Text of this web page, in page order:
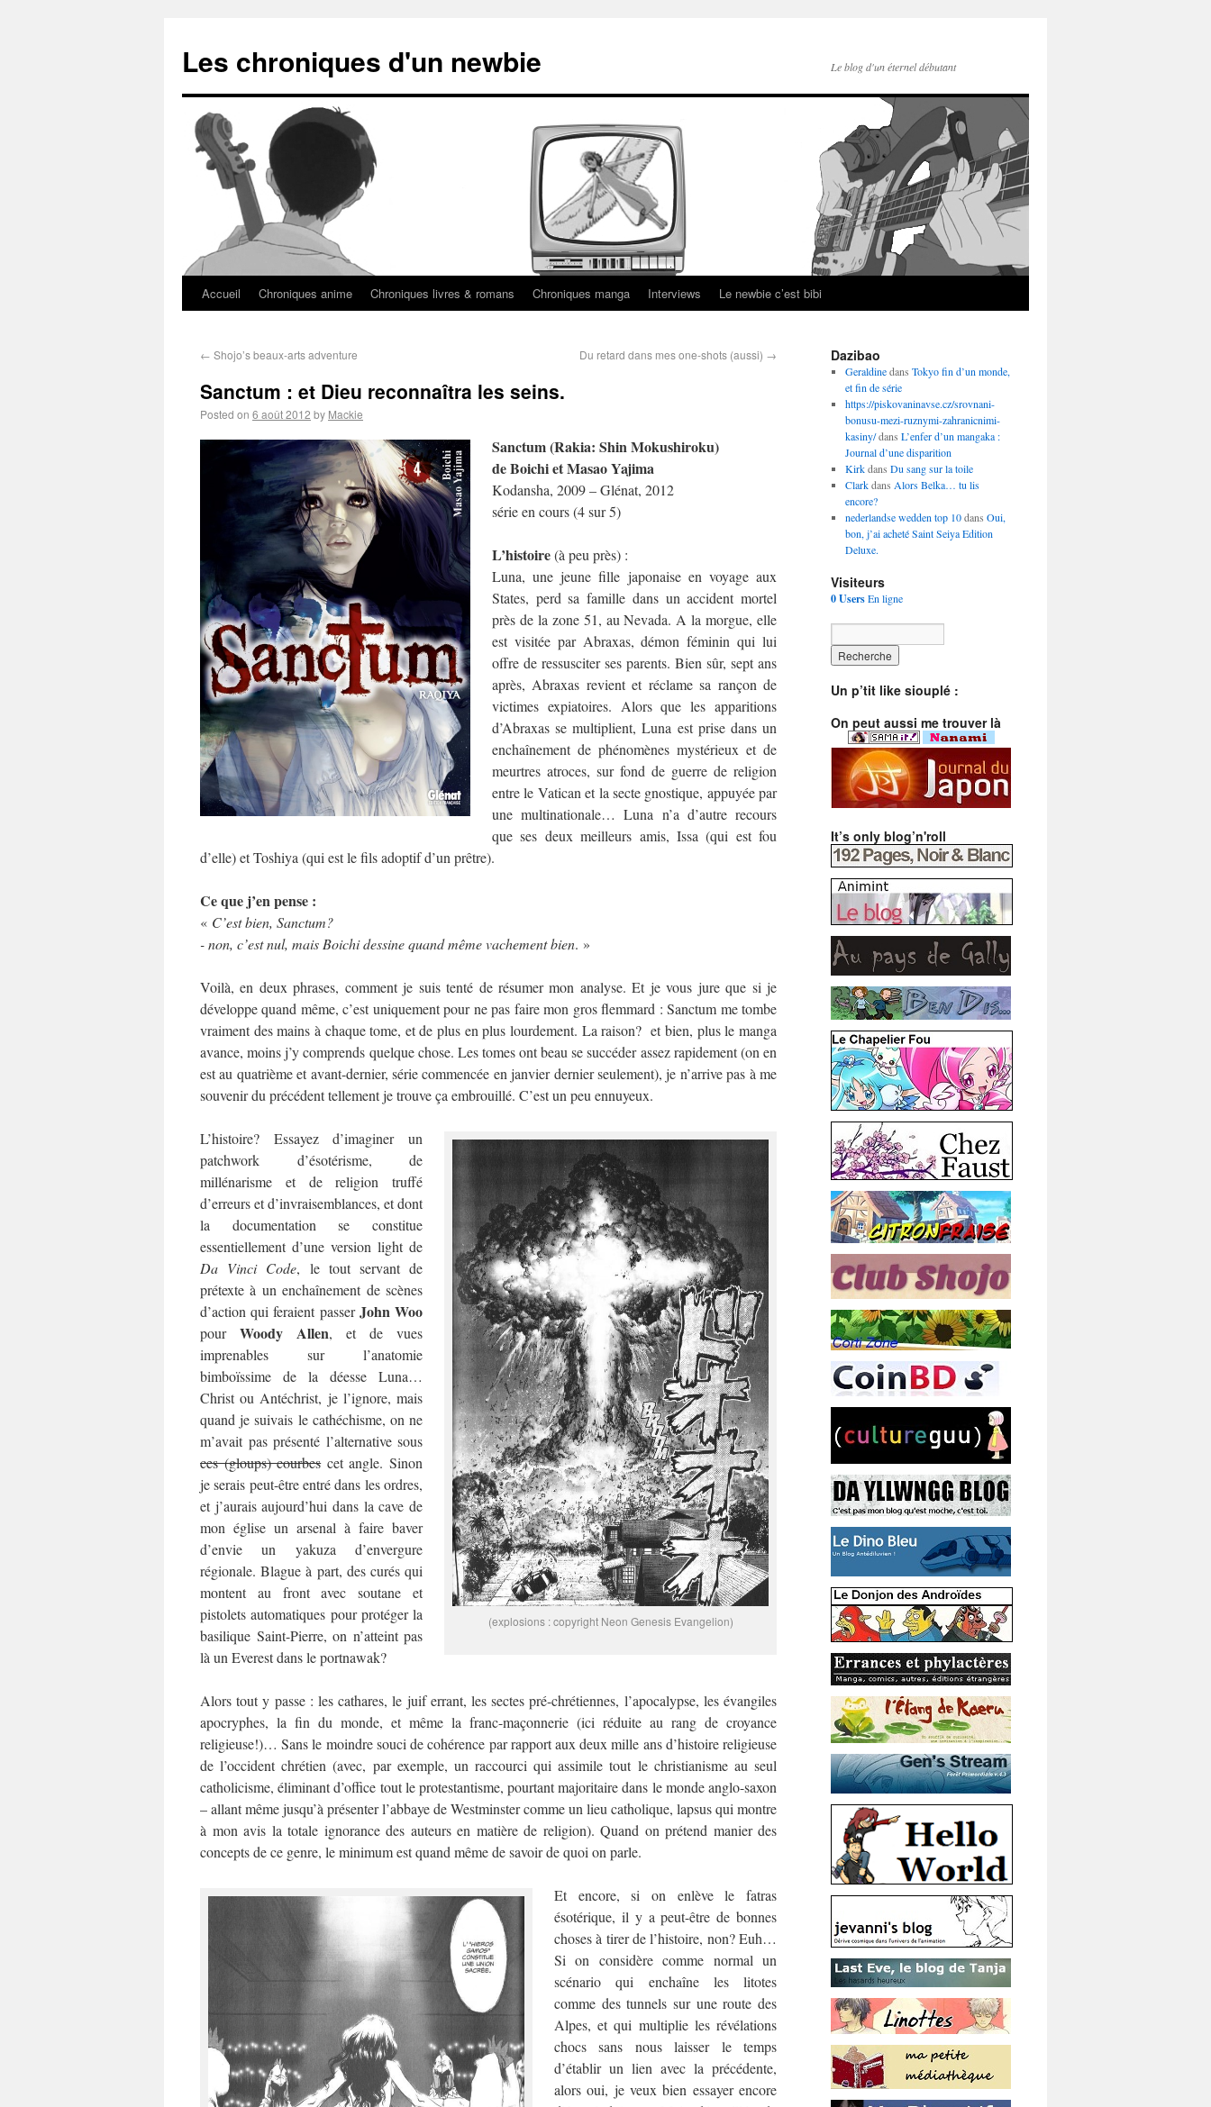
Les chroniques d'un newbie Le blog d'un éternel débutant
Accueil Chroniques anime Chroniques livres & romans Chroniques manga Interviews Le newbie c’est bibi
← Shojo’s beaux-arts adventure Du retard dans mes one-shots (aussi) →
Sanctum : et Dieu reconnaîtra les seins.
Posted on 6 août 2012 by Mackie
Sanctum (Rakia: Shin Mokushiroku)
de Boichi et Masao Yajima
Kodansha, 2009 – Glénat, 2012
série en cours (4 sur 5)
L’histoire(à peu près) :
Luna, une jeune fille japonaise en voyage aux
States, perd sa famille dans un accident mortel
près de la zone 51, au Nevada. A la morgue, elle
est visitée par Abraxas, démon féminin qui lui
offre de ressusciter ses parents. Bien sûr, sept ans
après, Abraxas revient et réclame sa rançon de
victimes expiatoires. Alors que les apparitions
d’Abraxas se multiplient, Luna est prise dans un
enchaînement de phénomènes mystérieux et de
meurtres atroces, sur fond de guerre de religion
entre le Vatican et la secte gnostique, appuyée par
une multinationale… Luna n’a d’autre recours
que ses deux meilleurs amis, Issa (qui est fou
d’elle) et Toshiya (qui est le fils adoptif d’un prêtre).
Ce que j’en pense :
« C’est bien, Sanctum?
- non, c’est nul, mais Boichi dessine quand même vachement bien. »
Voilà, en deux phrases, comment je suis tenté de résumer mon analyse. Et je vous jure que si je
développe quand même, c’est uniquement pour ne pas faire mon gros flemmard : Sanctum me tombe
vraiment des mains à chaque tome, et de plus en plus lourdement. La raison? et bien, plus le manga
avance, moins j’y comprends quelque chose. Les tomes ont beau se succéder assez rapidement (on en
est au quatrième et avant-dernier, série commencée en janvier dernier seulement), je n’arrive pas à me
souvenir du précédent tellement je trouve ça embrouillé. C’est un peu ennuyeux.
(explosions : copyright Neon Genesis Evangelion)
L’histoire? Essayez d’imaginer un
patchwork d’ésotérisme, de
millénarisme et de religion truffé
d’erreurs et d’invraisemblances, et dont
la documentation se constitue
essentiellement d’une version light de
Da Vinci Code, le tout servant de
prétexte à un enchaînement de scènes
d’action qui feraient passerJohn Woo
pour Woody Allen, et de vues
imprenables sur l’anatomie
bimboïssime de la déesse Luna…
Christ ou Antéchrist, je l’ignore, mais
quand je suivais le cathéchisme, on ne
m’avait pas présenté l’alternative sous
ces (gloups) courbescet angle. Sinon
je serais peut-être entré dans les ordres,
et j’aurais aujourd’hui dans la cave de
mon église un arsenal à faire baver
d’envie un yakuza d’envergure
régionale. Blague à part, des curés qui
montent au front avec soutane et
pistolets automatiques pour protéger la
basilique Saint-Pierre, on n’atteint pas
là un Everest dans le portnawak?
Alors tout y passe : les cathares, le juif errant, les sectes pré-chrétiennes, l’apocalypse, les évangiles
apocryphes, la fin du monde, et même la franc-maçonnerie (ici réduite au rang de croyance
religieuse!)… Sans le moindre souci de cohérence par rapport aux deux mille ans d’histoire religieuse
de l’occident chrétien (avec, par exemple, un raccourci qui assimile tout le christianisme au seul
catholicisme, éliminant d’office tout le protestantisme, pourtant majoritaire dans le monde anglo-saxon
– allant même jusqu’à présenter l’abbaye de Westminster comme un lieu catholique, lapsus qui montre
à mon avis la totale ignorance des auteurs en matière de religion). Quand on prétend manier des
concepts de ce genre, le minimum est quand même de savoir de quoi on parle.
Et encore, si on enlève le fatras
ésotérique, il y a peut-être de bonnes
choses à tirer de l’histoire, non? Euh…
Si on considère comme normal un
scénario qui enchaîne les litotes
comme des tunnels sur une route des
Alpes, et qui multiplie les révélations
chocs sans nous laisser le temps
d’établir un lien avec la précédente,
alors oui, je veux bien essayer encore
Dazibao
Geraldinedans Tokyo fin d’un monde,
et fin de série
https://piskovaninavse.cz/srovnani-
bonusu-mezi-ruznymi-zahranicnimi-
kasiny/dans L’enfer d’un mangaka :
Journal d’une disparition
Kirkdans Du sang sur la toile
Clarkdans Alors Belka… tu lis
encore?
nederlandse wedden top 10dans Oui,
bon, j’ai acheté Saint Seiya Edition
Deluxe.
Visiteurs
0 UsersEn ligne
Un p’tit like siouplé :
On peut aussi me trouver là
It’s only blog’n'roll